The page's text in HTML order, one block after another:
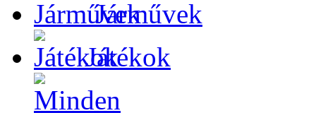
Járművek
Játékok